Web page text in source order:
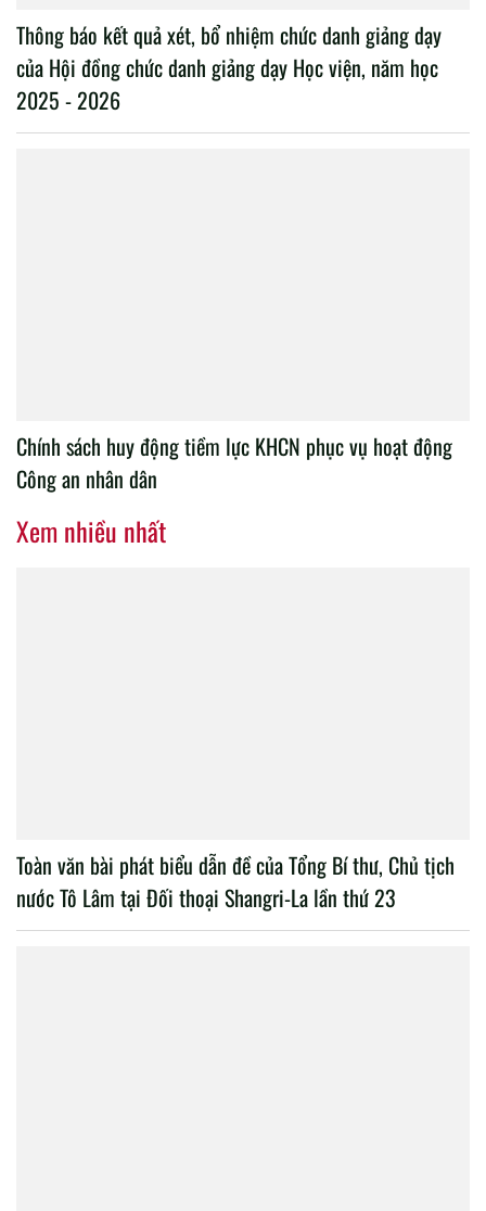
Thông báo kết quả xét, bổ nhiệm chức danh giảng dạy
của Hội đồng chức danh giảng dạy Học viện, năm học
2025 - 2026
Chính sách huy động tiềm lực KHCN phục vụ hoạt động
Công an nhân dân
Xem nhiều nhất
Toàn văn bài phát biểu dẫn đề của Tổng Bí thư, Chủ tịch
nước Tô Lâm tại Đối thoại Shangri-La lần thứ 23